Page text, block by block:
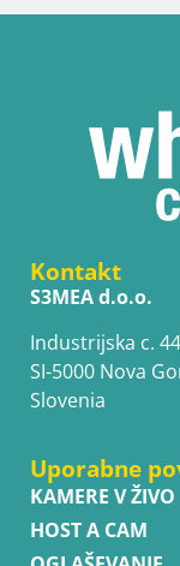
Kontakt
S3MEA d.o.o.
Industrijska c. 44
SI-5000 Nova
Slovenia
Uporabne
KAMERE V ŽIVO
HOST A CAM